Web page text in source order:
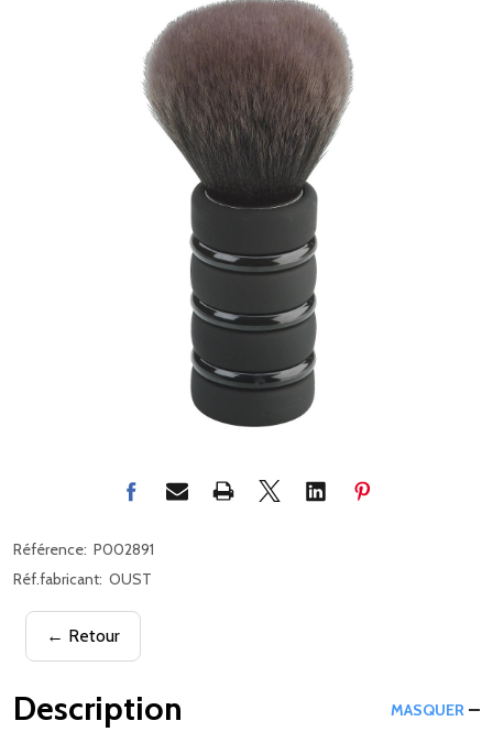
Référence: P002891
Réf.fabricant: OUST
← Retour
Description MASQUER